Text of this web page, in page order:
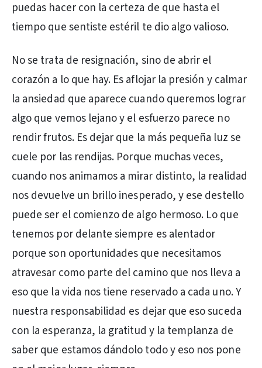
puedas hacer con la certeza de que hasta el
tiempo que sentiste estéril te dio algo valioso.
No se trata de resignación, sino de abrir el
corazón a lo que hay. Es aflojar la presión y calmar
la ansiedad que aparece cuando queremos lograr
algo que vemos lejano y el esfuerzo parece no
rendir frutos. Es dejar que la más pequeña luz se
cuele por las rendijas. Porque muchas veces,
cuando nos animamos a mirar distinto, la realidad
nos devuelve un brillo inesperado, y ese destello
puede ser el comienzo de algo hermoso. Lo que
tenemos por delante siempre es alentador
porque son oportunidades que necesitamos
atravesar como parte del camino que nos lleva a
eso que la vida nos tiene reservado a cada uno. Y
nuestra responsabilidad es dejar que eso suceda
con la esperanza, la gratitud y la templanza de
saber que estamos dándolo todo y eso nos pone